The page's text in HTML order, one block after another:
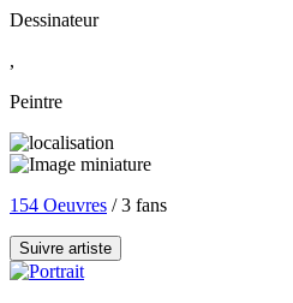
Dessinateur
,
Peintre
154 Oeuvres / 3 fans
Suivre artiste